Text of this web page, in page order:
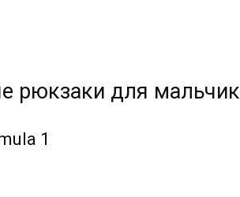
рюкзаки для
1